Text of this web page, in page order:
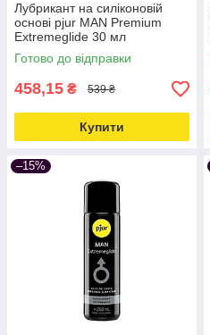
Лубрикант на силіконовій
основі pjur MAN Premium
Extremeglide 30 мл
економний і для
презервативів (Пьюр, Пджюр)
Готово до відправки
458,15 ₴ 539 ₴
Купити
–15%